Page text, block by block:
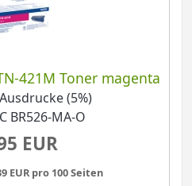
421M Toner magenta
(5%)
BR526-MA-O
EUR
EUR pro 100 Seiten